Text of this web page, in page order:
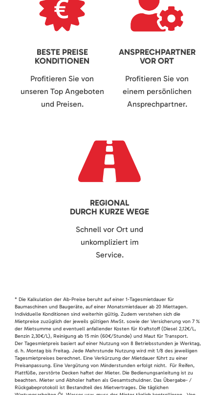
BESTE PREISE
KONDITIONEN
Profitieren Sie von
unseren Top Angeboten
und Preisen.
ANSPRECHPARTNER
VOR ORT
Profitieren Sie von
einem persönlichen
Ansprechpartner.
REGIONAL
DURCH KURZE WEGE
Schnell vor Ort und
unkompliziert im
Service.
* Die Kalkulation der Ab-Preise beruht auf einer 1-Tagesmietdauer für
Baumaschinen und Baugeräte, auf einer Monatsmietdauer ab 20 Miettagen.
Individuelle Konditionen sind weiterhin gültig. Zudem verstehen sich die
Mietpreise zuzüglich der jeweils gültigen MwSt. sowie der Versicherung von 7 %
der Mietsumme und eventuell anfallender Kosten für Kraftstoff (Diesel 2,12€/L,
Benzin 2,30€/L), Reinigung ab 15 min (60€/Stunde) und Maut für Transport.
Der Tagesmietpreis basiert auf einer Nutzung von 8 Betriebsstunden je Werktag,
d. h. Montag bis Freitag. Jede Mehrstunde Nutzung wird mit 1/8 des jeweiligen
Tagesmietpreises berechnet. Eine Verkürzung der Mietdauer führt zu einer
Preisanpassung. Eine Vergütung von Minderstunden erfolgt nicht. Für Reifen,
Plattfüße, zerstörte Decken haftet der Mieter. Die Bedienungsanleitung ist zu
beachten. Mieter und Abholer haften als Gesamtschuldner. Das Übergabe- /
Rückgabeprotokoll ist Bestandteil des Mietvertrages. Die täglichen